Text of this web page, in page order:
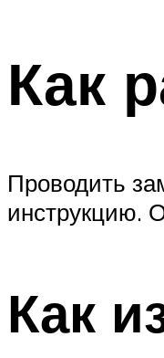
Как
Проводить
инструкцию.
Как